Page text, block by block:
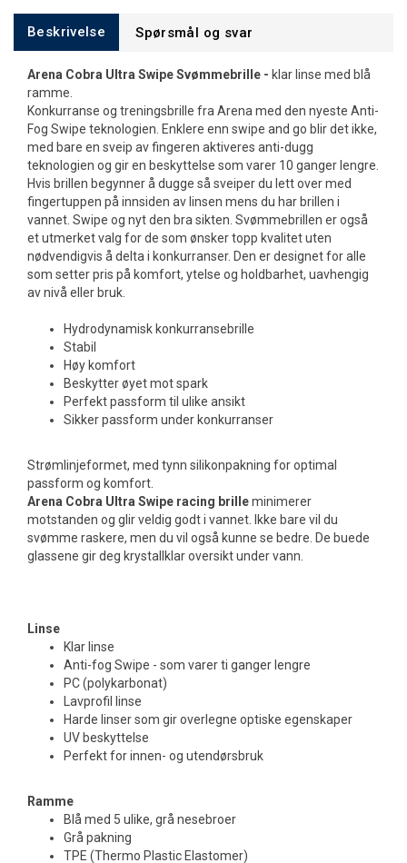
Beskrivelse Spørsmål og svar
Arena Cobra Ultra Swipe Svømmebrille - klar linse med blå
ramme.
Konkurranse og treningsbrille fra Arena med den nyeste Anti-
Fog Swipe teknologien. Enklere enn swipe and go blir det ikke,
med bare en sveip av fingeren aktiveres anti-dugg
teknologien og gir en beskyttelse som varer 10 ganger lengre.
Hvis brillen begynner å dugge så sveiper du lett over med
fingertuppen på innsiden av linsen mens du har brillen i
vannet. Swipe og nyt den bra sikten. Svømmebrillen er også
et utmerket valg for de som ønsker topp kvalitet uten
nødvendigvis å delta i konkurranser. Den er designet for alle
som setter pris på komfort, ytelse og holdbarhet, uavhengig
av nivå eller bruk.
Hydrodynamisk konkurransebrille
Stabil
Høy komfort
Beskytter øyet mot spark
Perfekt passform til ulike ansikt
Sikker passform under konkurranser
Strømlinjeformet, med tynn silikonpakning for optimal
passform og komfort.
Arena Cobra Ultra Swipe racing brilleminimerer
motstanden og glir veldig godt i vannet. Ikke bare vil du
svømme raskere, men du vil også kunne se bedre. De buede
glassene gir deg krystallklar oversikt under vann.
Linse
Klar linse
Anti-fog Swipe - som varer ti ganger lengre
PC (polykarbonat)
Lavprofil linse
Harde linser som gir overlegne optiske egenskaper
UV beskyttelse
Perfekt for innen- og utendørsbruk
Ramme
Blå med 5 ulike, grå nesebroer
Grå pakning
TPE (Thermo Plastic Elastomer)